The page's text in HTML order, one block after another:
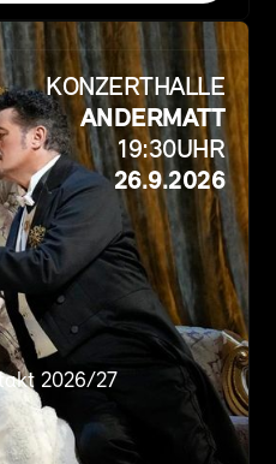
KONZERTHALLE
ANDERMATT
19:30UHR
26.9.2026
2026/27